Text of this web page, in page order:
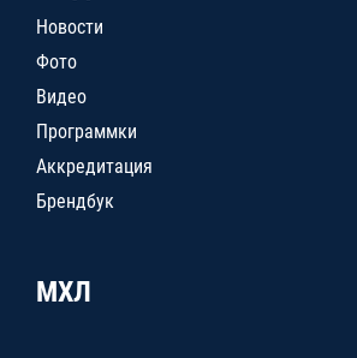
Новости
Фото
Видео
Программки
Аккредитация
Брендбук
МХЛ